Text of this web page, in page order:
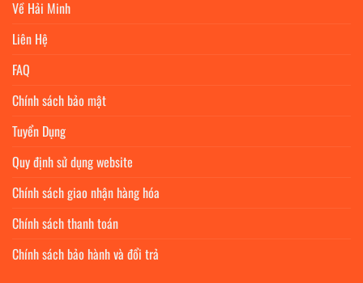
Về Hải Minh
Liên Hệ
FAQ
Chính sách bảo mật
Tuyển Dụng
Quy định sử dụng website
Chính sách giao nhận hàng hóa
Chính sách thanh toán
Chính sách bảo hành và đổi trả